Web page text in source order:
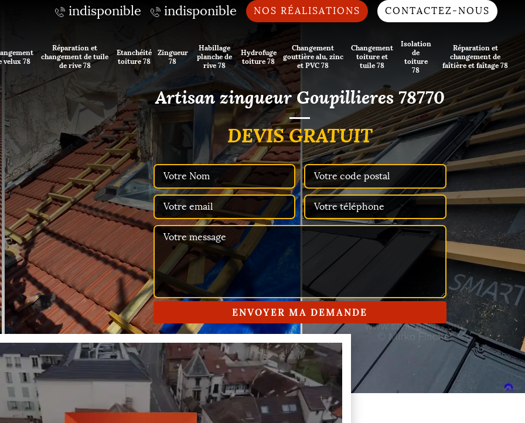
indisponible indisponible NOS RÉALISATIONS CONTACTEZ-NOUS
velux 78
Réparation et
changement de tuile
de rive 78
Etanchéité
toiture 78
Zingueur
78
Habillage
planche de
rive 78
Hydrofuge
toiture 78
Changement
gouttière alu, zinc
et PVC 78
Changement
toiture et
tuile 78
Isolation
de
toiture
78
Réparation et
changement de
faîtière et faîtage 78
Artisan zingueur Goupillieres 78770
DEVIS GRATUIT